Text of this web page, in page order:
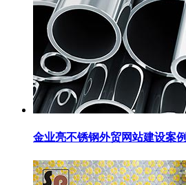
金业亮不锈钢外贸网站建设案例